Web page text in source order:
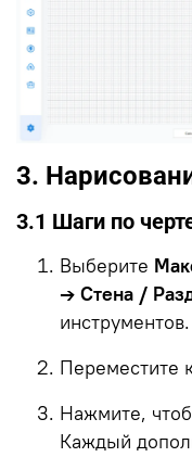
3.
3.1 Шаги по
Выберите
→ Стена /
инструментов.
Переместите
Нажмите,
Каждый